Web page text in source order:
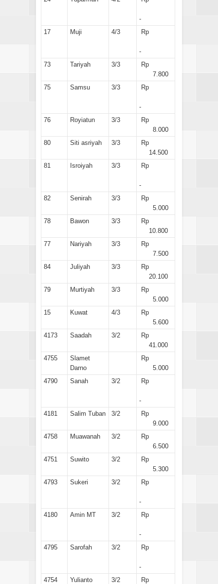
-
17
Muji 4/3 Rp
-
73
Tariyah 3/3
Rp
7.800
75
Samsu 3/3 Rp
-
76
Royiatun 3/3
Rp
8.000
80
Siti asriyah 3/3
Rp
14.500
81
Isroiyah 3/3 Rp
-
82
Senirah 3/3
Rp
5.000
78
Bawon 3/3
Rp
10.800
77
Nariyah 3/3
Rp
7.500
84
Juliyah 3/3
Rp
20.100
79
Murtiyah 3/3
Rp
5.000
15
Kuwat 4/3
Rp
5.600
4173
Saadah 3/2
Rp
41.000
4755
Slamet
Darno
Rp
5.000
4790
Sanah 3/2 Rp
-
4181
Salim Tuban 3/2
Rp
9.000
4758
Muawanah 3/2
Rp
6.500
4751
Suwito 3/2
Rp
5.300
4793
Sukeri 3/2 Rp
-
4180
Amin MT 3/2 Rp
-
4795
Sarofah 3/2 Rp
-
4754
Yulianto 3/2
Rp